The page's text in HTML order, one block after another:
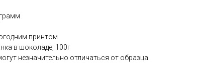
принтом
в шоколаде, 100г
незначительно отличаться от образца